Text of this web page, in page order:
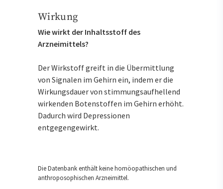
Wirkung
Wie wirkt der Inhaltsstoff des
Arzneimittels?
Der Wirkstoff greift in die Übermittlung
von Signalen im Gehirn ein, indem er die
Wirkungsdauer von stimmungsaufhellend
wirkenden Botenstoffen im Gehirn erhöht.
Dadurch wird Depressionen
entgegengewirkt.
Die Datenbank enthält keine homöopathischen und
anthroposophischen Arzneimittel.